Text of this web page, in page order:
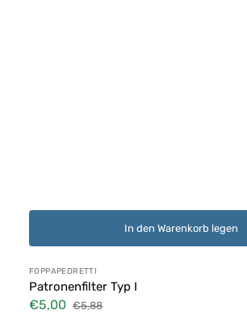
In den Warenkorb legen
Anbieter:
FOPPAPEDRETTI
Patronenfilter Typ I
Verkaufspreis
€5,00 Normaler
€5,88